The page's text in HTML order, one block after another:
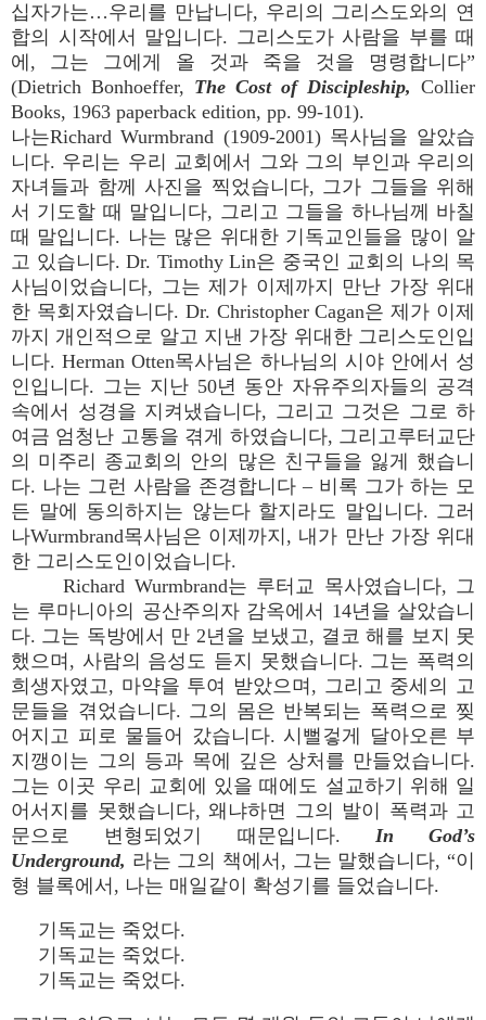
십자가는…우리를 만납니다, 우리의 그리스도와의 연
합의 시작에서 말입니다. 그리스도가 사람을 부를 때
에, 그는 그에게 올 것과 죽을 것을 명령합니다”
(Dietrich Bonhoeffer, The Cost of Discipleship, Collier
Books, 1963 paperback edition, pp. 99-101).
나는Richard Wurmbrand (1909-2001) 목사님을 알았습
니다. 우리는 우리 교회에서 그와 그의 부인과 우리의
자녀들과 함께 사진을 찍었습니다, 그가 그들을 위해
서 기도할 때 말입니다, 그리고 그들을 하나님께 바칠
때 말입니다. 나는 많은 위대한 기독교인들을 많이 알
고 있습니다. Dr. Timothy Lin은 중국인 교회의 나의 목
사님이었습니다, 그는 제가 이제까지 만난 가장 위대
한 목회자였습니다. Dr. Christopher Cagan은 제가 이제
까지 개인적으로 알고 지낸 가장 위대한 그리스도인입
니다. Herman Otten목사님은 하나님의 시야 안에서 성
인입니다. 그는 지난 50년 동안 자유주의자들의 공격
속에서 성경을 지켜냈습니다, 그리고 그것은 그로 하
여금 엄청난 고통을 겪게 하였습니다, 그리고루터교단
의 미주리 종교회의 안의 많은 친구들을 잃게 했습니
다. 나는 그런 사람을 존경합니다 – 비록 그가 하는 모
든 말에 동의하지는 않는다 할지라도 말입니다. 그러
나Wurmbrand목사님은 이제까지, 내가 만난 가장 위대
한 그리스도인이었습니다.
Richard Wurmbrand는 루터교 목사였습니다, 그
는 루마니아의 공산주의자 감옥에서 14년을 살았습니
다. 그는 독방에서 만 2년을 보냈고, 결코 해를 보지 못
했으며, 사람의 음성도 듣지 못했습니다. 그는 폭력의
희생자였고, 마약을 투여 받았으며, 그리고 중세의 고
문들을 겪었습니다. 그의 몸은 반복되는 폭력으로 찢
어지고 피로 물들어 갔습니다. 시뻘겋게 달아오른 부
지깽이는 그의 등과 목에 깊은 상처를 만들었습니다.
그는 이곳 우리 교회에 있을 때에도 설교하기 위해 일
어서지를 못했습니다, 왜냐하면 그의 발이 폭력과 고
문으로 변형되었기 때문입니다. In God’s
Underground, 라는 그의 책에서, 그는 말했습니다, “이
형 블록에서, 나는 매일같이 확성기를 들었습니다.
기독교는 죽었다.
기독교는 죽었다.
기독교는 죽었다.